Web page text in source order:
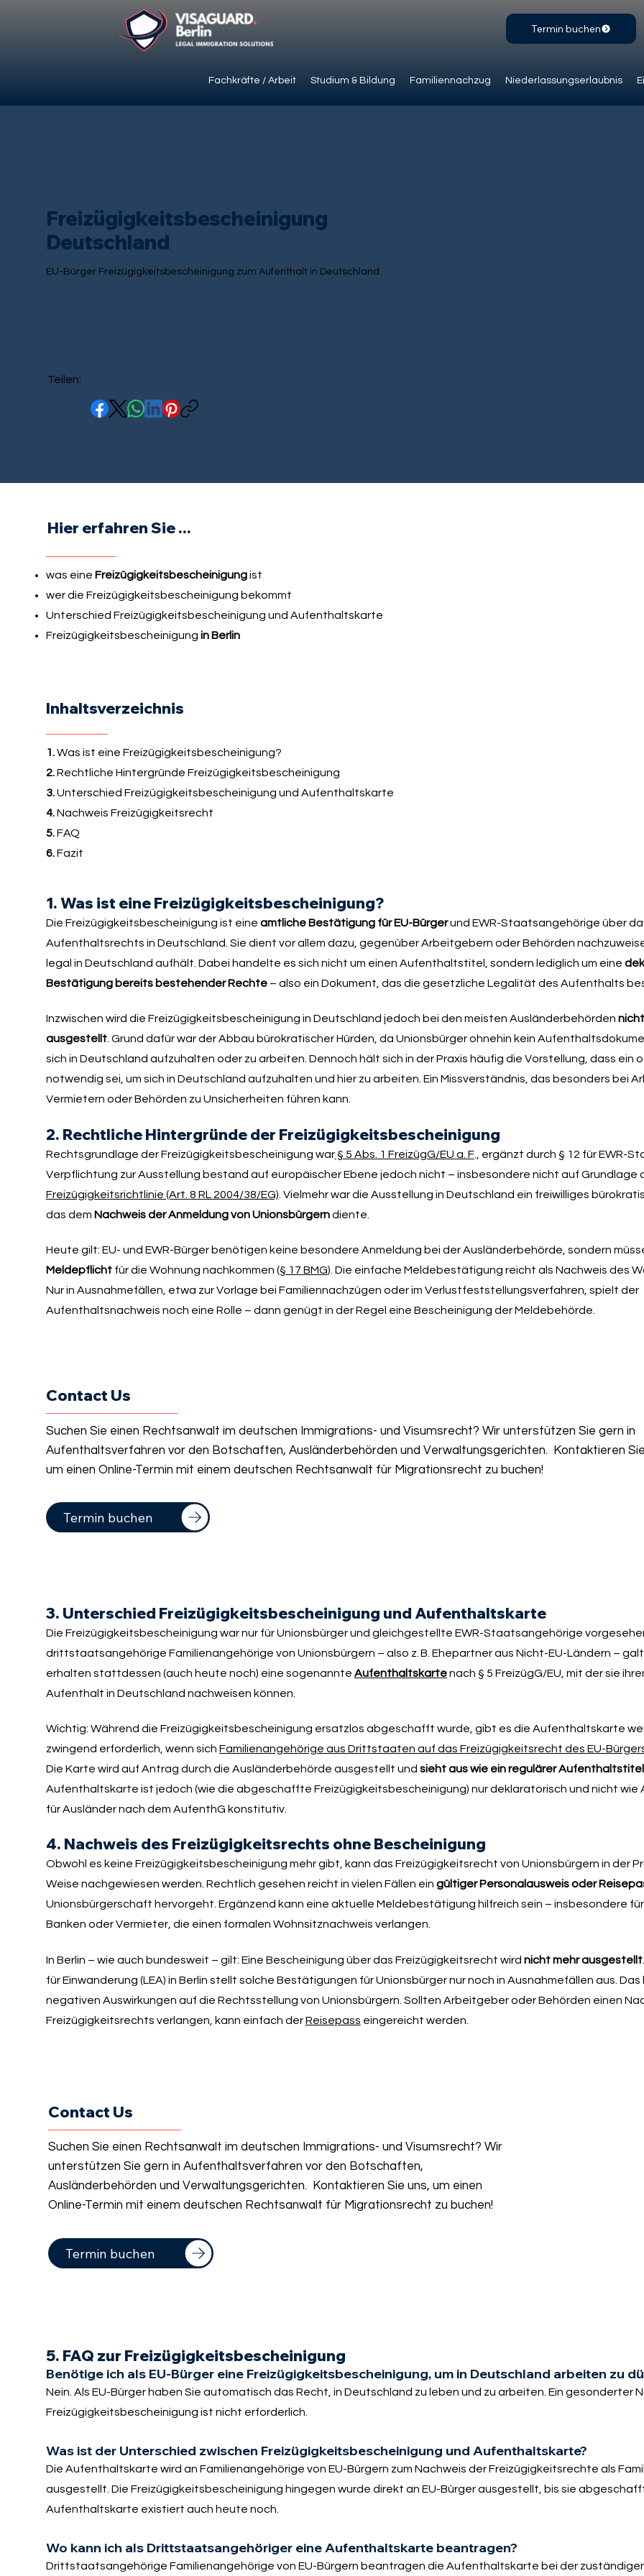
Fachkräfte / Arbeit Studium & Bildung Familiennachzug Niederlassungserlaubnis
Termin buchen
Freizügigkeitsbescheinigung
Deutschland
EU-Bürger Freizügigkeitsbescheinigung zum Aufenthalt in Deutschland.
Teilen:
Hier erfahren Sie ...
was eine Freizügigkeitsbescheinigungist
wer die Freizügigkeitsbescheinigung bekommt
Unterschied Freizügigkeitsbescheinigung und Aufenthaltskarte
Freizügigkeitsbescheinigung in Berlin
Inhaltsverzeichnis
1.Was ist eine Freizügigkeitsbescheinigung?
2.Rechtliche Hintergründe Freizügigkeitsbescheinigung
3.Unterschied Freizügigkeitsbescheinigung und Aufenthaltskarte
4.Nachweis Freizügigkeitsrecht
5.FAQ
6.Fazit
1. Was ist eine Freizügigkeitsbescheinigung?
Die Freizügigkeitsbescheinigung ist eine amtliche Bestätigung für EU-Bürgerund EWR-Staatsangehörige über
Aufenthaltsrechts in Deutschland. Sie dient vor allem dazu, gegenüber Arbeitgebern oder Behörden
legal in Deutschland aufhält. Dabei handelte es sich nicht um einen Aufenthaltstitel, sondern lediglich um eine
Bestätigung bereits bestehender Rechte– also ein Dokument, das die gesetzliche Legalität des Aufenthalts
Inzwischen wird die Freizügigkeitsbescheinigung in Deutschland jedoch bei den meisten Ausländerbehörden
ausgestellt. Grund dafür war der Abbau bürokratischer Hürden, da Unionsbürger ohnehin kein
sich in Deutschland aufzuhalten oder zu arbeiten. Dennoch hält sich in der Praxis häufig die Vorstellung, dass ein
notwendig sei, um sich in Deutschland aufzuhalten und hier zu arbeiten. Ein Missverständnis, das besonders bei
Vermietern oder Behörden zu Unsicherheiten führen kann.
2. Rechtliche Hintergründe der Freizügigkeitsbescheinigung
Rechtsgrundlage der Freizügigkeitsbescheinigung war§ 5 Abs. 1 FreizügG/EU a. F., ergänzt durch § 12 für EWR-
Verpflichtung zur Ausstellung bestand auf europäischer Ebene jedoch nicht – insbesondere nicht auf Grundlage
Freizügigkeitsrichtlinie (Art. 8 RL 2004/38/EG) . Vielmehr war die Ausstellung in Deutschland ein freiwilliges
das dem Nachweis der Anmeldung von Unionsbürgerndiente.
Heute gilt: EU- und EWR-Bürger benötigen keine besondere Anmeldung bei der Ausländerbehörde, sondern
Meldepflichtfür die Wohnung nachkommen (§ 17 BMG). Die einfache Meldebestätigung reicht als Nachweis des
Nur in Ausnahmefällen, etwa zur Vorlage bei Familiennachzügen oder im Verlustfeststellungsverfahren, spielt der
Aufenthaltsnachweis noch eine Rolle – dann genügt in der Regel eine Bescheinigung der Meldebehörde.
Contact Us
Suchen Sie einen Rechtsanwalt im deutschen Immigrations- und Visumsrecht? Wir unterstützen Sie gern in
Aufenthaltsverfahren vor den Botschaften, Ausländerbehörden und Verwaltungsgerichten. Kontaktieren
um einen Online-Termin mit einem deutschen Rechtsanwalt für Migrationsrecht zu buchen!
Termin buchen
3. Unterschied Freizügigkeitsbescheinigung und Aufenthaltskarte
Die Freizügigkeitsbescheinigung war nur für Unionsbürger und gleichgestellte EWR-Staatsangehörige
drittstaatsangehörige Familienangehörige von Unionsbürgern – also z. B. Ehepartner aus Nicht-EU-Ländern –
erhalten stattdessen (auch heute noch) eine sogenannte Aufenthaltskartenach § 5 FreizügG/EU, mit der sie
Aufenthalt in Deutschland nachweisen können.
Wichtig: Während die Freizügigkeitsbescheinigung ersatzlos abgeschafft wurde, gibt es die Aufenthaltskarte
zwingend erforderlich, wenn sich Familienangehörige aus Drittstaaten auf das Freizügigkeitsrecht des EU-
Die Karte wird auf Antrag durch die Ausländerbehörde ausgestellt und sieht aus wie ein regulärer Aufenthaltstitel
Aufenthaltskarte ist jedoch (wie die abgeschaffte Freizügigkeitsbescheinigung) nur deklaratorisch und nicht
für Ausländer nach dem AufenthG konstitutiv.
4. Nachweis des Freizügigkeitsrechts ohne Bescheinigung
Obwohl es keine Freizügigkeitsbescheinigung mehr gibt, kann das Freizügigkeitsrecht von Unionsbürgern in der
Weise nachgewiesen werden. Rechtlich gesehen reicht in vielen Fällen ein gültiger Personalausweis oder
Unionsbürgerschaft hervorgeht. Ergänzend kann eine aktuelle Meldebestätigung hilfreich sein – insbesondere
Banken oder Vermieter, die einen formalen Wohnsitznachweis verlangen.
In Berlin – wie auch bundesweit – gilt: Eine Bescheinigung über das Freizügigkeitsrecht wird nicht mehr ausgestellt
für Einwanderung (LEA) in Berlin stellt solche Bestätigungen für Unionsbürger nur noch in Ausnahmefällen aus.
negativen Auswirkungen auf die Rechtsstellung von Unionsbürgern. Sollten Arbeitgeber oder Behörden einen
Freizügigkeitsrechts verlangen, kann einfach derReisepass eingereicht werden.
Contact Us
Suchen Sie einen Rechtsanwalt im deutschen Immigrations- und Visumsrecht? Wir
unterstützen Sie gern in Aufenthaltsverfahren vor den Botschaften,
Ausländerbehörden und Verwaltungsgerichten. Kontaktieren Sie uns, um einen
Online-Termin mit einem deutschen Rechtsanwalt für Migrationsrecht zu buchen!
Termin buchen
5. FAQ zur Freizügigkeitsbescheinigung
Benötige ich als EU-Bürger eine Freizügigkeitsbescheinigung, um in Deutschland arbeiten zu
Nein. Als EU-Bürger haben Sie automatisch das Recht, in Deutschland zu leben und zu arbeiten. Ein gesonderter
Freizügigkeitsbescheinigung ist nicht erforderlich.
Was ist der Unterschied zwischen Freizügigkeitsbescheinigung und Aufenthaltskarte?
Die Aufenthaltskarte wird an Familienangehörige von EU-Bürgern zum Nachweis der Freizügigkeitsrechte als
ausgestellt. Die Freizügigkeitsbescheinigung hingegen wurde direkt an EU-Bürger ausgestellt, bis sie
Aufenthaltskarte existiert auch heute noch.
Wo kann ich als Drittstaatsangehöriger eine Aufenthaltskarte beantragen?
Drittstaatsangehörige Familienangehörige von EU-Bürgern beantragen die Aufenthaltskarte bei der